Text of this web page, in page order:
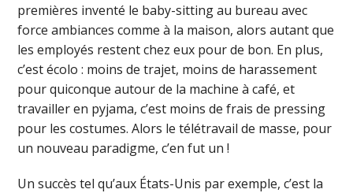
premières inventé le baby-sitting au bureau avec
force ambiances comme à la maison, alors autant que
les employés restent chez eux pour de bon. En plus,
c’est écolo : moins de trajet, moins de harassement
pour quiconque autour de la machine à café, et
travailler en pyjama, c’est moins de frais de pressing
pour les costumes. Alors le télétravail de masse, pour
un nouveau paradigme, c’en fut un !
Un succès tel qu’aux États-Unis par exemple, c’est la